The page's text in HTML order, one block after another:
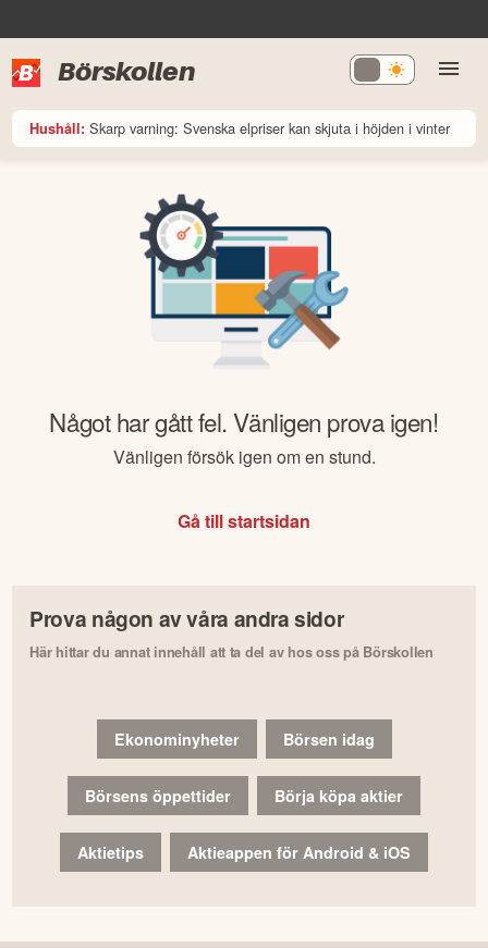
Börskollen
Hushåll: Skarp varning: Svenska elpriser kan skjuta i höjden i vinter
Något har gått fel. Vänligen prova igen!
Vänligen försök igen om en stund.
Gå till startsidan
Prova någon av våra andra sidor
Här hittar du annat innehåll att ta del av hos oss på Börskollen
Ekonominyheter Börsen idag
Börsens öppettider Börja köpa aktier
Aktietips Aktieappen för Android & iOS